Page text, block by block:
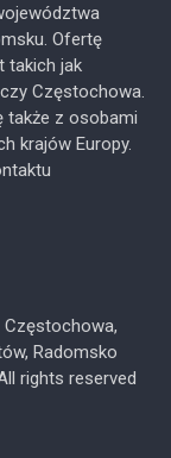
Ofertę
takich jak
Częstochowa.
także z osobami
krajów Europy.
Częstochowa,
Radomsko
rights reserved